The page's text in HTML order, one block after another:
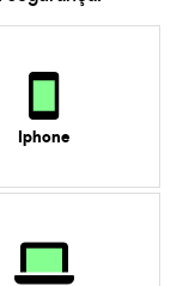
Iphone